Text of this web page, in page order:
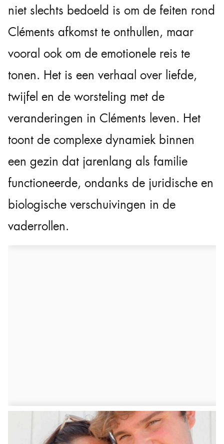
niet slechts bedoeld is om de feiten rond
Cléments afkomst te onthullen, maar
vooral ook om de emotionele reis te
tonen. Het is een verhaal over liefde,
twijfel en de worsteling met de
veranderingen in Cléments leven. Het
toont de complexe dynamiek binnen
een gezin dat jarenlang als familie
functioneerde, ondanks de juridische en
biologische verschuivingen in de
vaderrollen.